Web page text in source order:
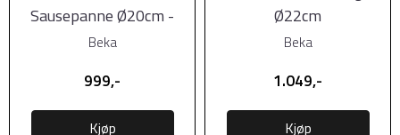
Sausepanne Ø20cm -
2,9L
Beka
999,-
Kjøp
Ø22cm
Beka
1.049,-
Kjøp